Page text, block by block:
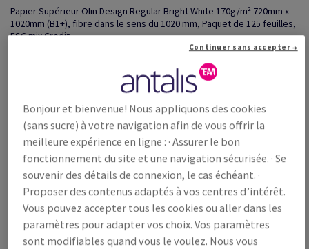
Papier Supérieur Olin Design Regular Bright White 170g/m² 720mm x
1020mm (B1+), fibre dans le sens du 1020 mm, Paquet de 125 feuilles,
FSC mix Credit
Partager via e-mail
Promotions: Offre temporaire! Jusqu'à 20% de remise sur
Prix TTC
22,21% OFF
WEB Prix promo TTC
€ 1 338,84
/ 1 000 feuille(s)
(125 kg )
LIVRAISON PRÉVUE LE 10/08/2026
Bonjour et bienvenue! Nous appliquons des cookies
(sans sucre) à votre navigation afin de vous offrir la
meilleure expérience en ligne : · Assurer le bon
fonctionnement du site et une navigation sécurisée. · Se
souvenir des détails de connexion, le cas échéant. ·
Proposer des contenus adaptés à vos centres d’intérêt.
Vous pouvez accepter tous les cookies ou aller dans les
paramètres pour adapter vos choix. Vos paramètres
sont modifiables quand vous le voulez. Nous vous
Continuer sans accepter →